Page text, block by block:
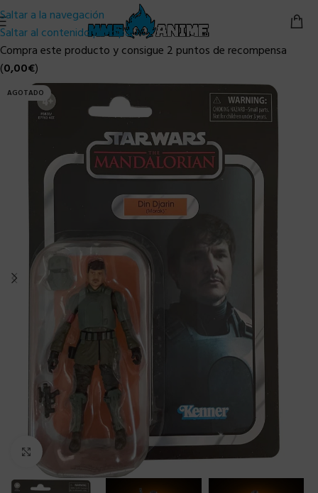
Saltar a la navegación
Saltar al contenido principal
Compra este producto y consigue 2 puntos de recompensa
(0,00€)
AGOTADO
Clic para ampliar